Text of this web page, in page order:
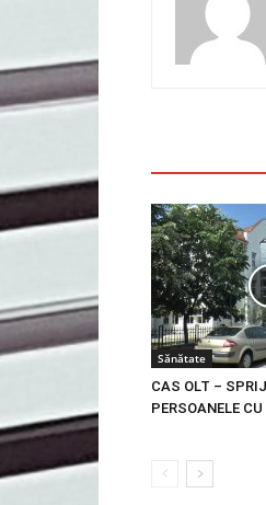
Sănătate
CAS OLT –
PERSOANELE